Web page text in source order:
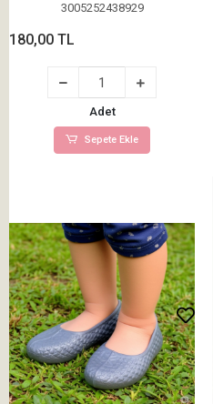
3005252438929
180,00 TL
Adet
Sepete Ekle